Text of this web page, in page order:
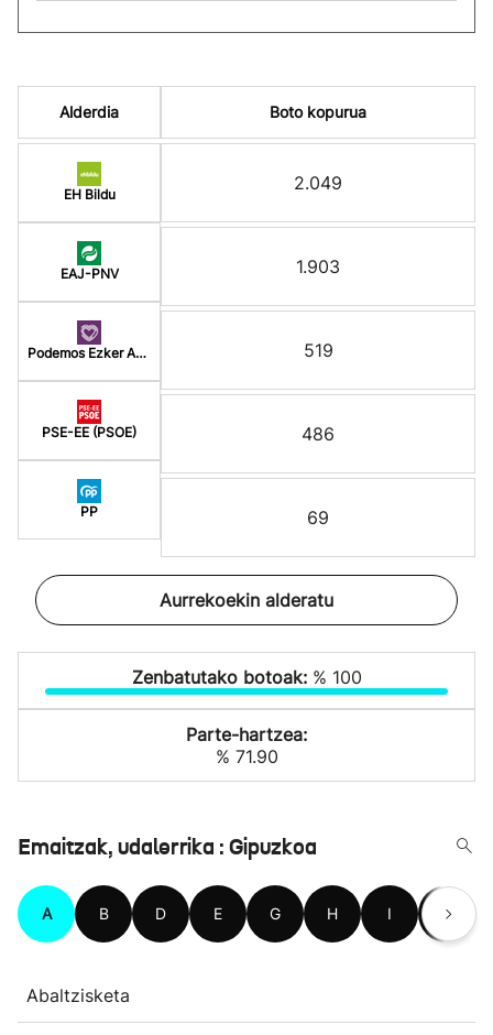
Alderdia
EH Bildu
EAJ-PNV
Podemos Ezker Anitz
PSE-EE (PSOE)
PP
Boto kopurua
2.049
1.903
519
486
69
Aurrekoekin alderatu
Zenbatutako botoak: % 100
Parte-hartzea:
% 71.90
Emaitzak, udalerrika : Gipuzkoa
A B D E G H I L
Abaltzisketa